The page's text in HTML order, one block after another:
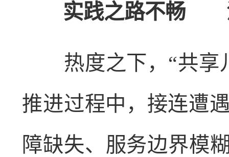
实践之路不畅 温
热度之下，“共享
推进过程中，接连遭
障缺失、服务边界模